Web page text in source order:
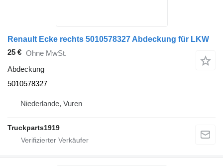
Renault Ecke rechts 5010578327 Abdeckung für LKW
25 € Ohne MwSt.
Abdeckung
5010578327
Niederlande, Vuren
Truckparts1919